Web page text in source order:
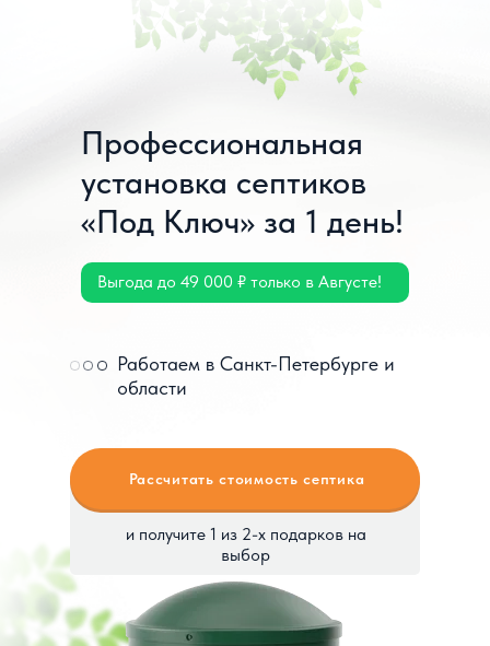
Профессиональная
установка септиков
«Под Ключ» за 1 день!
Работаем в Санкт-Петербурге и
области
Выгода до 49 000 ₽ только в Августе!
и получите 1 из 2-х подарков на
выбор
Рассчитать стоимость септика